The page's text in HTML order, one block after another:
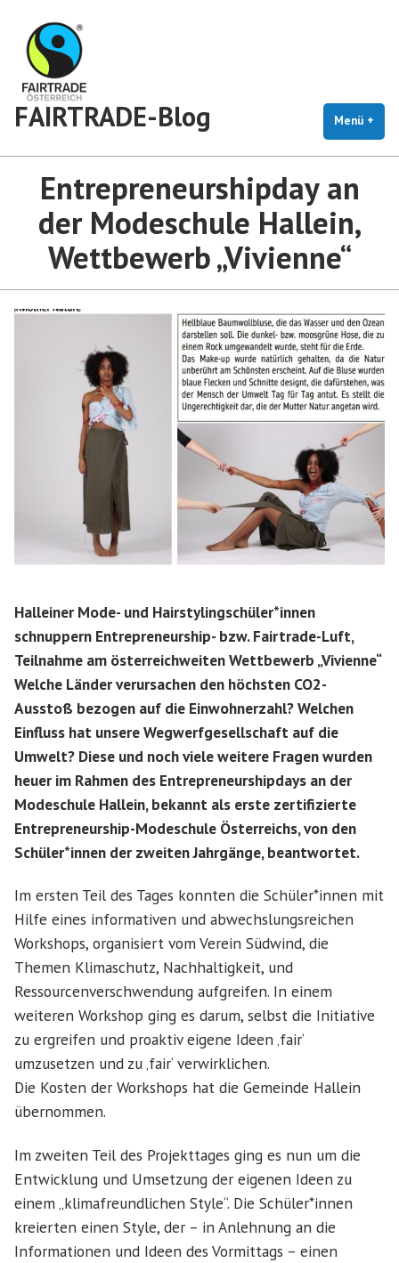
Inhalt
springen
FAIRTRADE-Blog Menü +
Entrepreneurshipday an
der Modeschule Hallein,
Wettbewerb „Vivienne“
Halleiner Mode- und Hairstylingschüler*innen
schnuppern Entrepreneurship- bzw. Fairtrade-Luft,
Teilnahme am österreichweiten Wettbewerb „Vivienne“
Welche Länder verursachen den höchsten CO2-
Ausstoß bezogen auf die Einwohnerzahl? Welchen
Einfluss hat unsere Wegwerfgesellschaft auf die
Umwelt? Diese und noch viele weitere Fragen wurden
heuer im Rahmen des Entrepreneurshipdays an der
Modeschule Hallein, bekannt als erste zertifizierte
Entrepreneurship-Modeschule Österreichs, von den
Schüler*innen der zweiten Jahrgänge, beantwortet.
Im ersten Teil des Tages konnten die Schüler*innen mit
Hilfe eines informativen und abwechslungsreichen
Workshops, organisiert vom Verein Südwind, die
Themen Klimaschutz, Nachhaltigkeit, und
Ressourcenverschwendung aufgreifen. In einem
weiteren Workshop ging es darum, selbst die Initiative
zu ergreifen und proaktiv eigene Ideen ‚fair‘
umzusetzen und zu ‚fair‘ verwirklichen.
Die Kosten der Workshops hat die Gemeinde Hallein
übernommen.
Im zweiten Teil des Projekttages ging es nun um die
Entwicklung und Umsetzung der eigenen Ideen zu
einem „klimafreundlichen Style“. Die Schüler*innen
kreierten einen Style, der – in Anlehnung an die
Informationen und Ideen des Vormittags – einen